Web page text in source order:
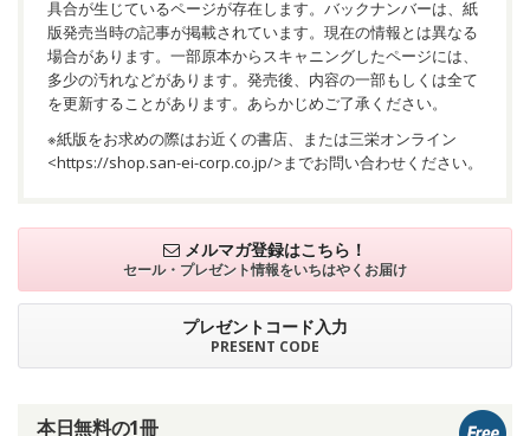
具合が生じているページが存在します。バックナンバーは、紙
版発売当時の記事が掲載されています。現在の情報とは異なる
場合があります。一部原本からスキャニングしたページには、
多少の汚れなどがあります。発売後、内容の一部もしくは全て
を更新することがあります。あらかじめご了承ください。
※紙版をお求めの際はお近くの書店、または三栄オンライン
<https://shop.san-ei-corp.co.jp/>までお問い合わせください。
メルマガ登録はこちら！
セール・プレゼント情報をいちはやくお届け
プレゼントコード入力
PRESENT CODE
本日無料の1冊